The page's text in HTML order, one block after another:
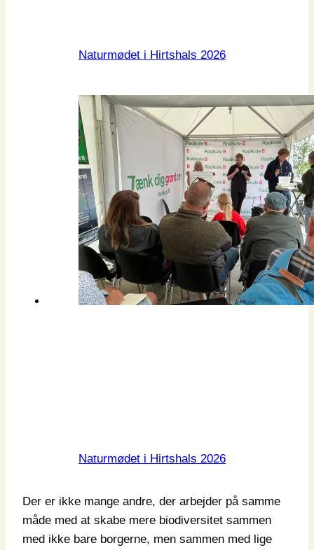
Naturmødet i Hirtshals 2026
Naturmødet i Hirtshals 2026
Der er ikke mange andre, der arbejder på samme
måde med at skabe mere biodiversitet sammen
med ikke bare borgerne, men sammen med lige